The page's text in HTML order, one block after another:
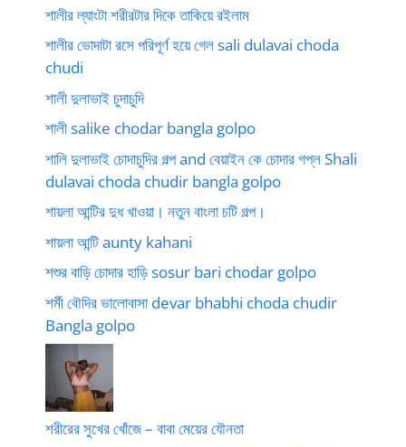
শালীর ল্যাংটা শরীরটার দিকে তাকিয়ে রইলাম
শালীর ভোদাটা রসে পরিপূর্ণ হয়ে গেল sali dulavai choda
chudi
শালী দুলাভাই চুদাচুদি
শালী salike chodar bangla golpo
শালি দুলাভাই চোদাচুদির গল্প and বেয়াইন কে চোদার গপ্ল Shali
dulavai choda chudir bangla golpo
শায়লা আন্টির দুধ খাওয়া। নতুন বাংলা চটি গল্প।
শায়লা আন্টি aunty kahani
শশুর বাড়ি চোদার হাড়ি sosur bari chodar golpo
শর্মী বৌদির ভালোবাসা devar bhabhi choda chudir
Bangla golpo
শরীরের সুখের খোঁজে – বাবা মেয়ের যৌনতা